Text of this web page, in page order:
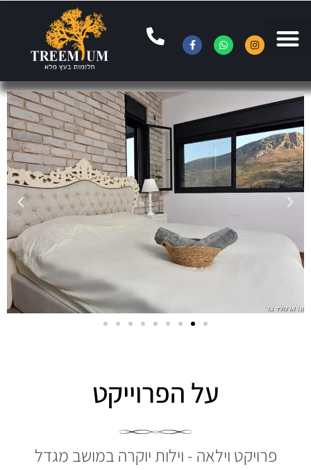
על הפרוייקט
פרויקט וילאה - וילות יוקרה במושב מגדל